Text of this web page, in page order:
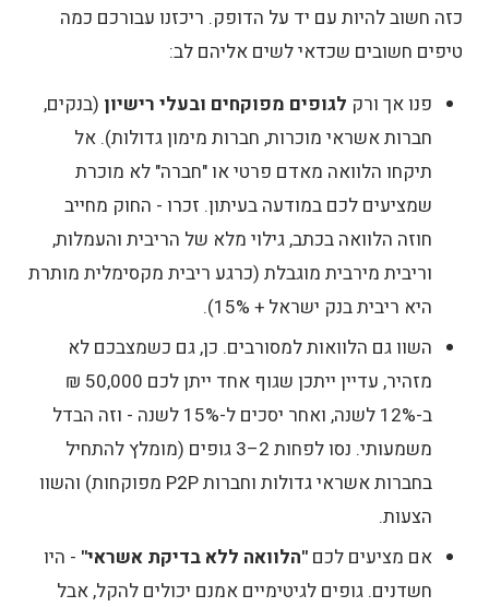
כזה חשוב להיות עם יד על הדופק. ריכזנו עבורכם כמה
טיפים חשובים שכדאי לשים אליהם לב:
פנו אך ורק לגופים מפוקחים ובעלי רישיון (בנקים,
חברות אשראי מוכרות, חברות מימון גדולות). אל
תיקחו הלוואה מאדם פרטי או "חברה" לא מוכרת
שמציעים לכם במודעה בעיתון. זכרו - החוק מחייב
חוזה הלוואה בכתב, גילוי מלא של הריבית והעמלות,
וריבית מירבית מוגבלת (כרגע ריבית מקסימלית מותרת
היא ריבית בנק ישראל + 15%).
השוו גם הלוואות למסורבים. כן, גם כשמצבכם לא
מזהיר, עדיין ייתכן שגוף אחד ייתן לכם 50,000 ₪
ב-12% לשנה, ואחר יסכים ל-15% לשנה - וזה הבדל
משמעותי. נסו לפחות 2–3 גופים (מומלץ להתחיל
בחברות אשראי גדולות וחברות P2P מפוקחות) והשוו
הצעות.
אם מציעים לכם "הלוואה ללא בדיקת אשראי" - היו
חשדנים. גופים לגיטימיים אמנם יכולים להקל, אבל